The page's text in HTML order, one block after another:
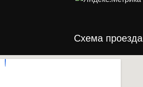
Схема проезда